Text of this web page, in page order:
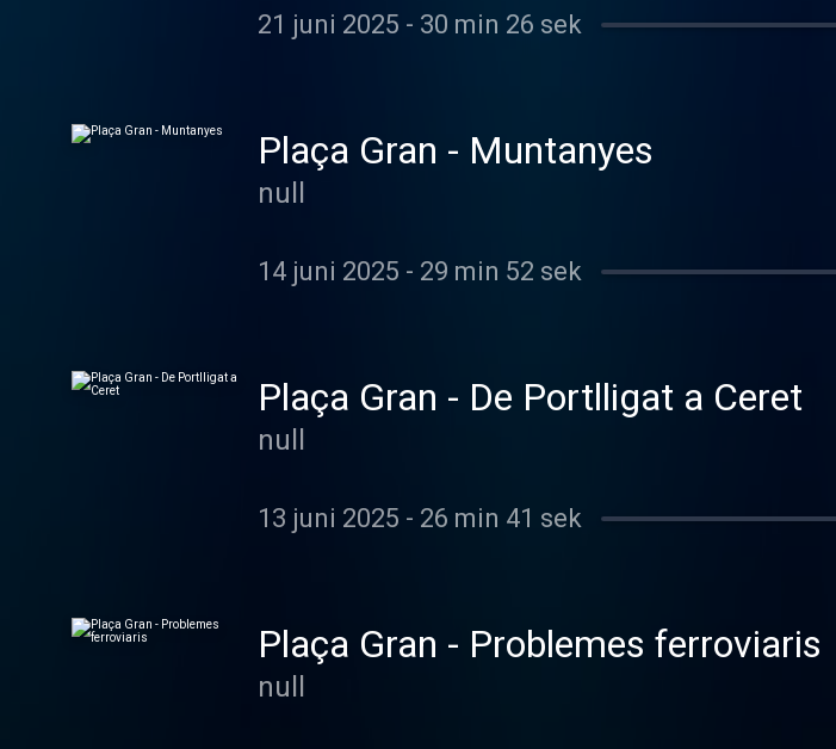
21 juni 2025 - 30 min 26 sek
Plaça Gran - Muntanyes
null
14 juni 2025 - 29 min 52 sek
Plaça Gran - De Portlligat a Ceret
null
13 juni 2025 - 26 min 41 sek
Plaça Gran - Problemes ferroviaris
null